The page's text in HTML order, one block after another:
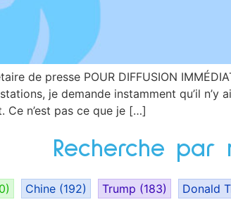
de presse POUR DIFFUSION
je demande instamment qu’il n’y
Ce n’est pas ce que je […]
Recherche par
Chine (192) Trump (183) Donald